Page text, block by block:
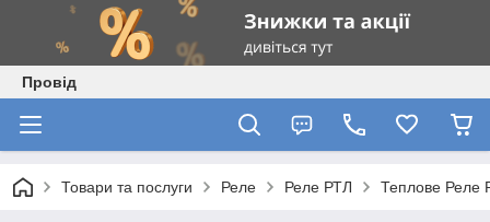
Провід
Товари та послуги Реле Реле РТЛ Теплове Реле